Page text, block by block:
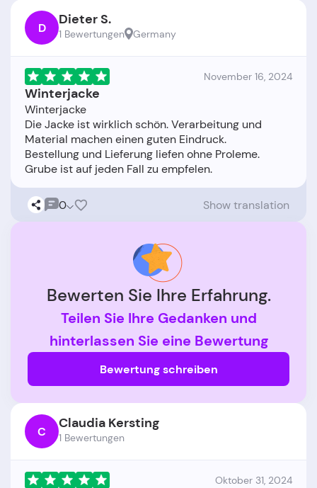
D Dieter S.
1 Bewertungen Germany
November 16, 2024
Winterjacke
Winterjacke
Die Jacke ist wirklich schön. Verarbeitung und
Material machen einen guten Eindruck.
Bestellung und Lieferung liefen ohne Proleme.
0 Show translation
Bewerten Sie Ihre Erfahrung.
Teilen Sie Ihre Gedanken und
hinterlassen Sie eine Bewertung
Bewertung schreiben
C Claudia Kersting
1 Bewertungen
Oktober 31, 2024